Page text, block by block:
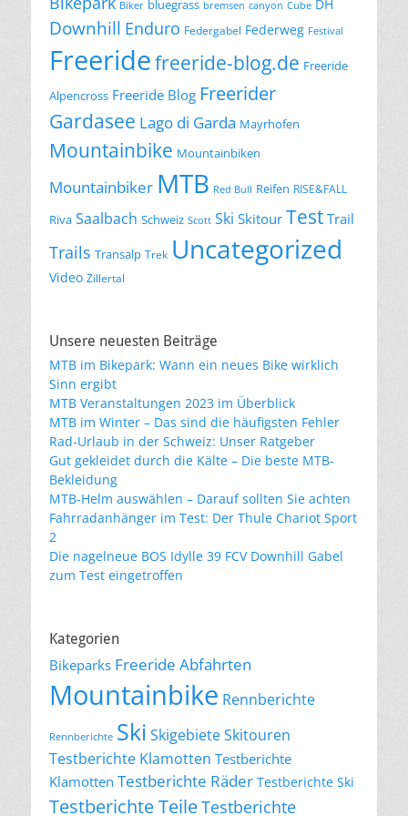
Biker bluegrass bremsen canyon Cube DH
Downhill Enduro Federgabel Federweg Festival
Freeridefreeride-blog.de Freeride
Alpencross Freeride Blog Freerider
Gardasee Lago di Garda Mayrhofen
Mountainbike Mountainbiken
Mountainbiker MTB Red Bull Reifen RISE&FALL
Riva Saalbach Schweiz Scott Ski Skitour Test Trail
Trails Transalp Trek Uncategorized
Video Zillertal
Unsere neuesten Beiträge
MTB im Bikepark: Wann ein neues Bike wirklich
Sinn ergibt
MTB Veranstaltungen 2023 im Überblick
MTB im Winter – Das sind die häufigsten Fehler
Rad-Urlaub in der Schweiz: Unser Ratgeber
Gut gekleidet durch die Kälte – Die beste MTB-
Bekleidung
MTB-Helm auswählen – Darauf sollten Sie achten
Fahrradanhänger im Test: Der Thule Chariot Sport
2
Die nagelneue BOS Idylle 39 FCV Downhill Gabel
zum Test eingetroffen
Kategorien
Bikeparks Freeride Abfahrten
Mountainbike Rennberichte
Rennberichte Ski SkigebieteSkitouren
Testberichte Klamotten Testberichte
Klamotten Testberichte Räder Testberichte Ski
Testberichte TeileTestberichte